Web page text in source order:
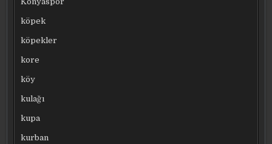
köpek
köpekler
kore
köy
kulağı
kupa
kurban